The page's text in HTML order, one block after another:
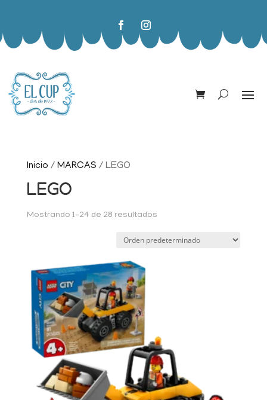
Inicio / MARCAS / LEGO
LEGO
Mostrando 1–24 de 28 resultados